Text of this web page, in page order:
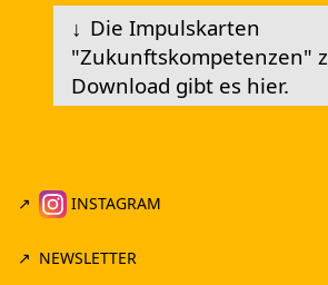
Die Impulskarten
"Zukunftskompetenzen"
Download gibt es hier.
INSTAGRAM
NEWSLETTER